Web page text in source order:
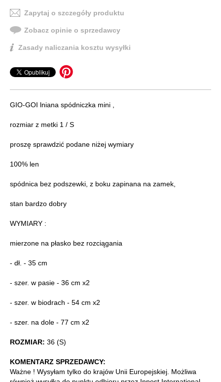
Zapytaj o szczegóły produktu
Zobacz opinie o sprzedawcy
Zasady naliczania kosztu wysyłki
GIO-GOI lniana spódniczka mini ,
rozmiar z metki 1 / S
proszę sprawdzić podane niżej wymiary
100% len
spódnica bez podszewki, z boku zapinana na zamek,
stan bardzo dobry
WYMIARY :
mierzone na płasko bez rozciągania
- dł. - 35 cm
- szer. w pasie - 36 cm x2
- szer. w biodrach - 54 cm x2
- szer. na dole - 77 cm x2
ROZMIAR: 36 (S)
KOMENTARZ SPRZEDAWCY:
Ważne ! Wysyłam tylko do krajów Unii Europejskiej. Możliwa